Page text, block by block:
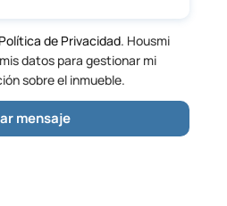
Política de Privacidad. Housmi
datos para gestionar mi
sobre el inmueble.